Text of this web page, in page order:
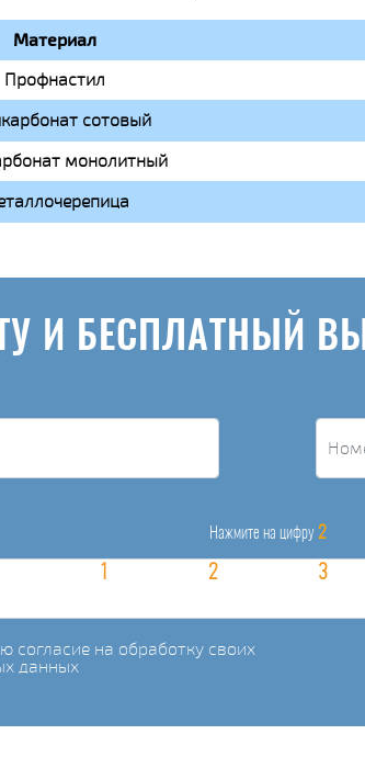
Материал
Профнастил
сотовый
монолитный
И БЕСПЛАТНЫЙ
Нажмите на цифру 2
согласие на обработку своих
данных